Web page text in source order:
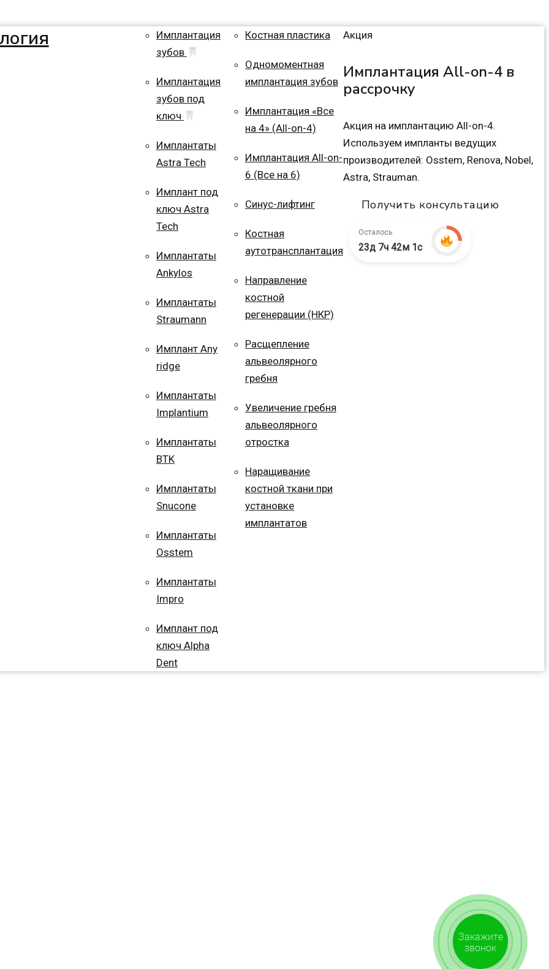
Имплантация
зубов
Имплантация
зубов под
ключ
Имплантаты
Astra Tech
Имплант под
ключ Astra
Tech
Имплантаты
Ankylos
Имплантаты
Straumann
Имплант Any
ridge
Имплантаты
Implantium
Имплантаты
BTK
Имплантаты
Snucone
Имплантаты
Osstem
Имплантаты
Impro
Имплант под
ключ Alpha
Dent
Костная пластика
Одномоментная
имплантация зубов
Имплантация «Все
на 4» (All-on-4)
Имплантация All-on-
6 (Все на 6)
Синус-лифтинг
Костная
аутотрансплантация
Направление
костной
регенерации (НКР)
Расщепление
альвеолярного
гребня
Увеличение гребня
альвеолярного
отростка
Наращивание
костной ткани при
установке
имплантатов
Акция
Имплантация All-on-4 в
рассрочку
Акция на имплантацию All-on-4.
Используем импланты ведущих
производителей: Osstem, Renova, Nobel,
Astra, Strauman.
Получить консультацию
Осталось
23д 7ч 42м 0с
Закажите
звонок